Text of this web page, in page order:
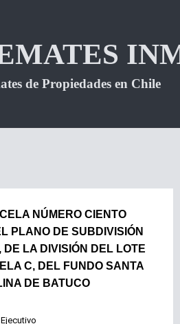
NÚMERO CIENTO
PLANO DE SUBDIVISIÓN
DE LA DIVISIÓN DEL LOTE
C, DEL FUNDO SANTA
DE BATUCO